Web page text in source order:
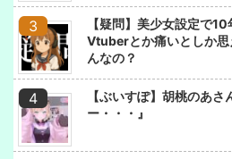
【疑問】美少女設定で
Vtuberとか痛いとしか思
んなの？
【ぶいすぽ】胡桃のあ
ー・・・』